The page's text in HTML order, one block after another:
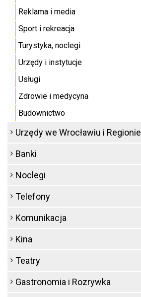
Reklama i media
Sport i rekreacja
Turystyka, noclegi
Urzędy i instytucje
Usługi
Zdrowie i medycyna
Budownictwo
Urzędy we Wrocławiu i Regionie
Banki
Noclegi
Telefony
Komunikacja
Kina
Teatry
Gastronomia i Rozrywka